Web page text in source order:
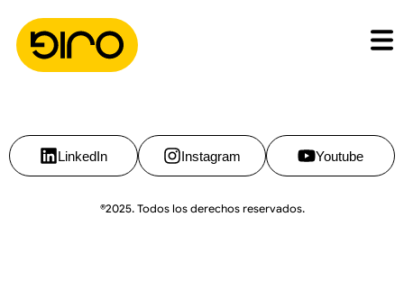
®2025. Todos los derechos reservados.
LinkedIn Instagram Youtube